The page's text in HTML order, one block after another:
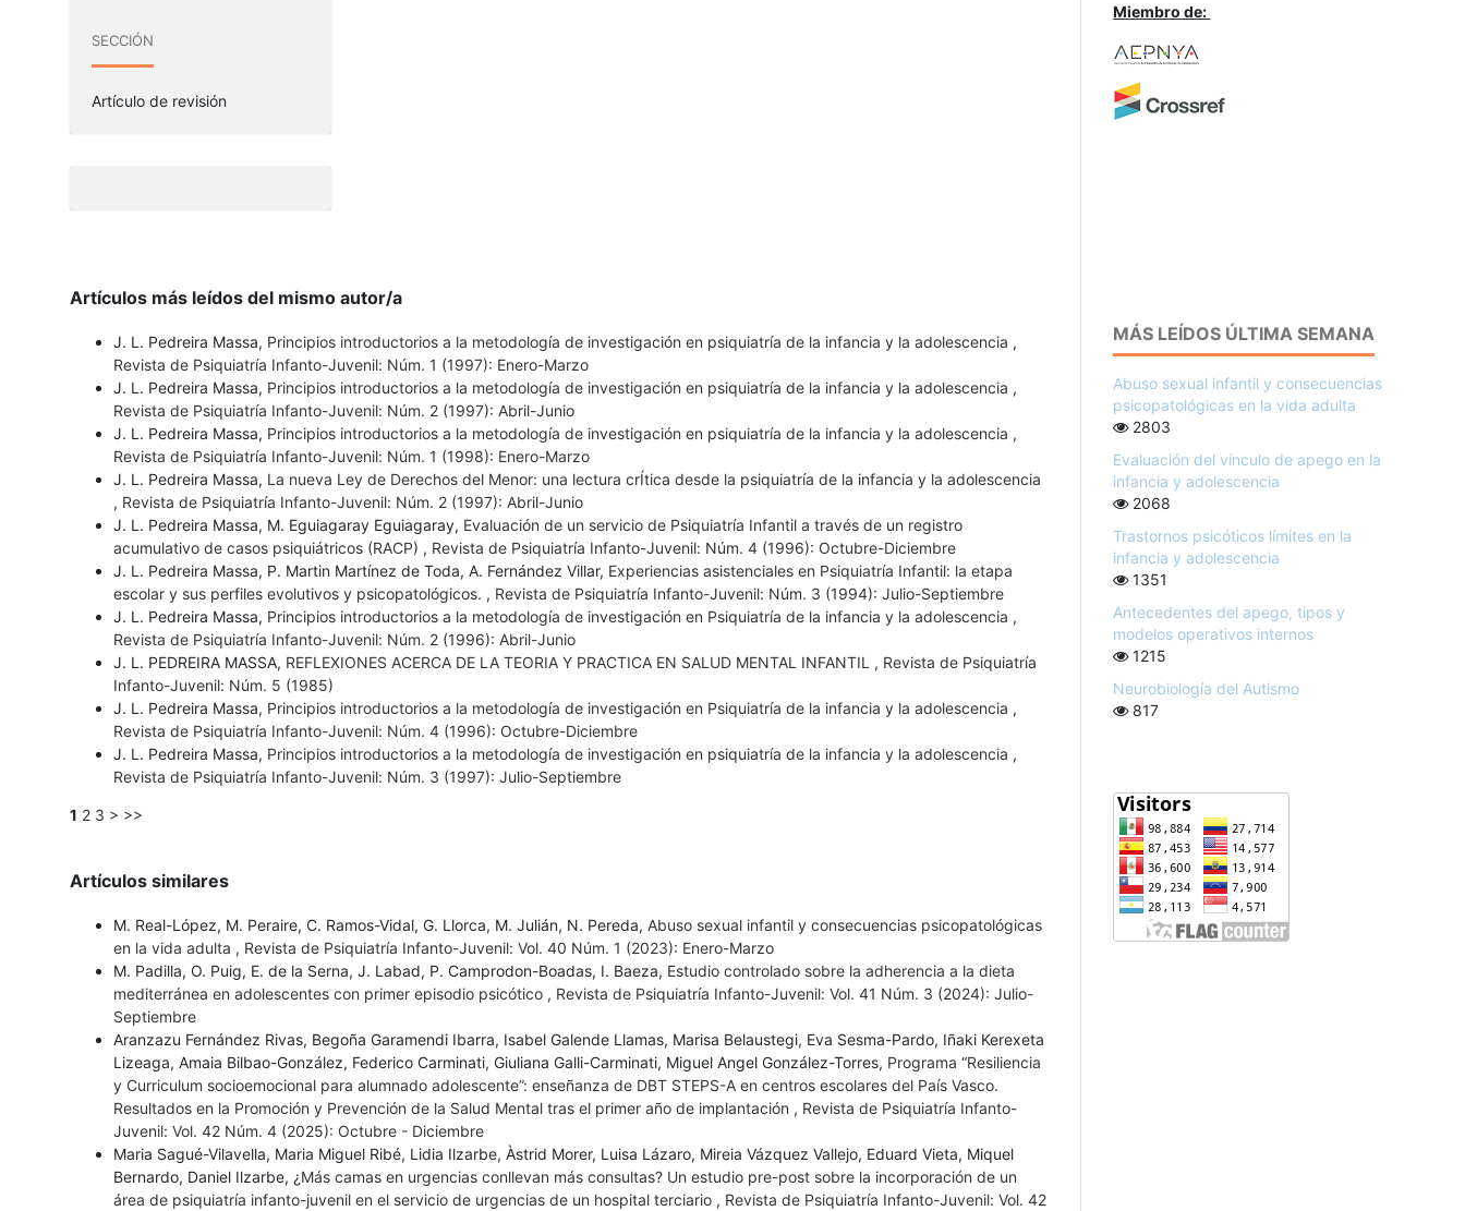
SECCIÓN
Artículo de revisión
Artículos más leídos del mismo autor/a
J. L. Pedreira Massa, Principios introductorios a la metodología de investigación en psiquiatría de la infancia y la adolescencia ,
Revista de Psiquiatría Infanto-Juvenil: Núm. 1 (1997): Enero-Marzo
J. L. Pedreira Massa, Principios introductorios a la metodología de investigación en psiquiatría de la infancia y la adolescencia ,
Revista de Psiquiatría Infanto-Juvenil: Núm. 2 (1997): Abril-Junio
J. L. Pedreira Massa, Principios introductorios a la metodología de investigación en psiquiatría de la infancia y la adolescencia ,
Revista de Psiquiatría Infanto-Juvenil: Núm. 1 (1998): Enero-Marzo
J. L. Pedreira Massa, La nueva Ley de Derechos del Menor: una lectura crÍtica desde la psiquiatría de la infancia y la adolescencia
, Revista de Psiquiatría Infanto-Juvenil: Núm. 2 (1997): Abril-Junio
J. L. Pedreira Massa, M. Eguiagaray Eguiagaray, Evaluación de un servicio de Psiquiatría Infantil a través de un registro
acumulativo de casos psiquiátricos (RACP) , Revista de Psiquiatría Infanto-Juvenil: Núm. 4 (1996): Octubre-Diciembre
J. L. Pedreira Massa, P. Martin Martínez de Toda, A. Fernández Villar, Experiencias asistenciales en Psiquiatría Infantil: la etapa
escolar y sus perfiles evolutivos y psicopatológicos. , Revista de Psiquiatría Infanto-Juvenil: Núm. 3 (1994): Julio-Septiembre
J. L. Pedreira Massa, Principios introductorios a la metodología de investigación en Psiquiatría de la infancia y la adolescencia ,
Revista de Psiquiatría Infanto-Juvenil: Núm. 2 (1996): Abril-Junio
J. L. PEDREIRA MASSA, REFLEXIONES ACERCA DE LA TEORIA Y PRACTICA EN SALUD MENTAL INFANTIL , Revista de Psiquiatría
Infanto-Juvenil: Núm. 5 (1985)
J. L. Pedreira Massa, Principios introductorios a la metodología de investigación en Psiquiatría de la infancia y la adolescencia ,
Revista de Psiquiatría Infanto-Juvenil: Núm. 4 (1996): Octubre-Diciembre
J. L. Pedreira Massa, Principios introductorios a la metodología de investigación en psiquiatría de la infancia y la adolescencia ,
Revista de Psiquiatría Infanto-Juvenil: Núm. 3 (1997): Julio-Septiembre
1 2 3 > >>
Artículos similares
M. Real-López, M. Peraire, C. Ramos-Vidal, G. Llorca, M. Julián, N. Pereda, Abuso sexual infantil y consecuencias psicopatológicas
en la vida adulta , Revista de Psiquiatría Infanto-Juvenil: Vol. 40 Núm. 1 (2023): Enero-Marzo
M. Padilla, O. Puig, E. de la Serna, J. Labad, P. Camprodon-Boadas, I. Baeza, Estudio controlado sobre la adherencia a la dieta
mediterránea en adolescentes con primer episodio psicótico , Revista de Psiquiatría Infanto-Juvenil: Vol. 41 Núm. 3 (2024): Julio-
Septiembre
Aranzazu Fernández Rivas, Begoña Garamendi Ibarra, Isabel Galende Llamas, Marisa Belaustegi, Eva Sesma-Pardo, Iñaki Kerexeta
Lizeaga, Amaia Bilbao-González, Federico Carminati, Giuliana Galli-Carminati, Miguel Angel González-Torres, Programa “Resiliencia
y Curriculum socioemocional para alumnado adolescente”: enseñanza de DBT STEPS-A en centros escolares del País Vasco.
Resultados en la Promoción y Prevención de la Salud Mental tras el primer año de implantación , Revista de Psiquiatría Infanto-
Juvenil: Vol. 42 Núm. 4 (2025): Octubre - Diciembre
Maria Sagué-Vilavella, Maria Miguel Ribé, Lidia Ilzarbe, Àstrid Morer, Luisa Lázaro, Mireia Vázquez Vallejo, Eduard Vieta, Miquel
Bernardo, Daniel Ilzarbe, ¿Más camas en urgencias conllevan más consultas? Un estudio pre-post sobre la incorporación de un
área de psiquiatría infanto-juvenil en el servicio de urgencias de un hospital terciario , Revista de Psiquiatría Infanto-Juvenil: Vol. 42
Miembro de:
MÁS LEÍDOS ÚLTIMA SEMANA
Abuso sexual infantil y consecuencias
psicopatológicas en la vida adulta
2803
Evaluación del vínculo de apego en la
infancia y adolescencia
2068
Trastornos psicóticos límites en la
infancia y adolescencia
1351
Antecedentes del apego, tipos y
modelos operativos internos
1215
Neurobiología del Autismo
817